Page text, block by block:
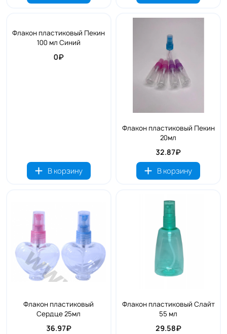
Флакон пластиковый Пекин
100 мл Синий
0₽
В корзину
Флакон пластиковый Пекин
20мл
32.87₽
В корзину
Флакон пластиковый
Сердце 25мл
36.97₽
Флакон пластиковый Слайт
55 мл
29.58₽